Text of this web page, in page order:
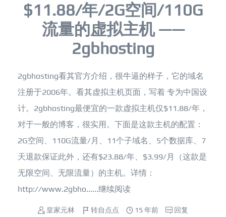
$11.88/年/2G空间/110G
流量的虚拟主机 ——
2gbhosting
2gbhosting看其官方介绍，很牛逼的样子，它的域名
注册于2006年。看其虚拟主机页面，写着 专为中国设
计。2gbhosting最便宜的一款虚拟主机仅$11.88/年，
对于一般的博客，很实用。下面是这款主机的配置：
2G空间、110G流量/月、11个子域名、5个数据库、7
天退款保证此外，还有$23.88/年、$3.99/月（这款是
无限空间、无限流量）的主机。详情：
http://www.2gbho......继续阅读
皇家元林 转自点点 15 年前 回复